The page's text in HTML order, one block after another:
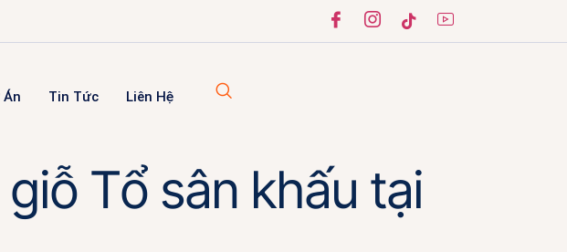
Án Tin Tức Liên Hệ
Tổ sân khấu tại